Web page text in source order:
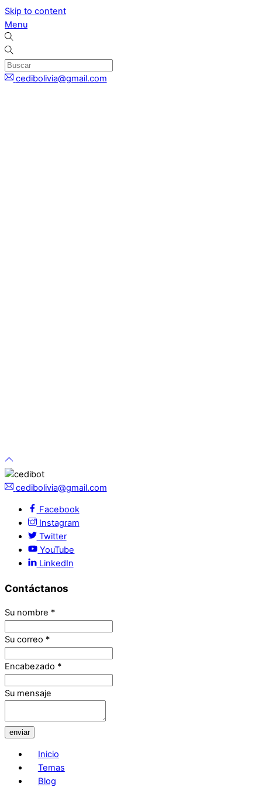
Skip to content
Menu
cedibolivia@gmail.com
cedibolivia@gmail.com
Facebook
Instagram
Twitter
YouTube
LinkedIn
Contáctanos
Su nombre *
Su correo *
Encabezado *
Su mensaje
enviar
Inicio
Temas
Blog